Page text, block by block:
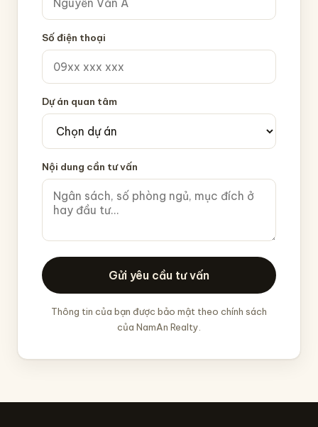
Số điện thoại
Dự án quan tâm
Nội dung cần tư vấn
Gửi yêu cầu tư vấn
Thông tin của bạn được bảo mật theo chính sách
của NamAn Realty.